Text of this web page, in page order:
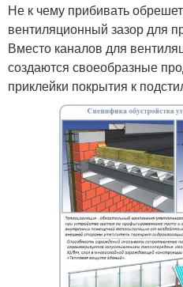
Не к чему прибивать
вентиляционный зазор для
Вместо каналов для
создаются своеобразные
приклейки покрытия к